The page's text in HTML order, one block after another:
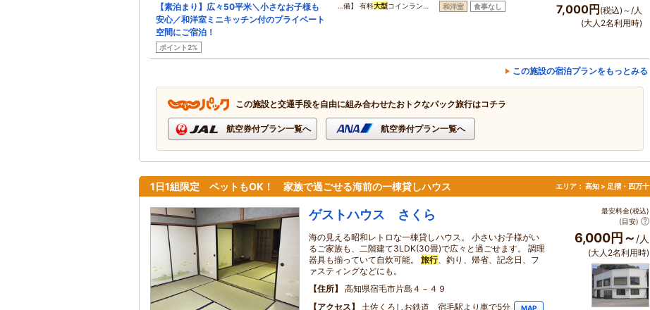
【素泊まり】広々50平米＼小さなお子様も
安心／和洋室ミニキッチン付のプライベート
空間にご宿泊！
ポイント2%
…備】 有料大型コインラン… 和洋室 食事なし 7,000円(税込)～/人
(大人2名利用時)
この施設の宿泊プランをもっとみる
この施設と交通手段を自由に組み合わせたおトクなパック旅行はコチラ
航空券付プラン一覧へ 航空券付プラン一覧へ
1日1組限定 ペットもOK！ 家族で過ごせる海前の一棟貸しハウス エリア： 高知 > 足摺・四万十
ゲストハウス さくら
海の見える昭和レトロな一棟貸しハウス。 小さいお子様がい
るご家族も、二階建て3LDK(30畳)で広々と過ごせます。 調理
器具も揃っていて自炊可能。 旅行、釣り、帰省、記念日、フ
ァスティングなどにも。
住所
高知県宿毛市片島４－４９
アクセス
土佐くろしお鉄道 宿毛駅より車で5分 MAP
最安料金(税込)
(目安)
6,000円～/人
(大人2名利用時)